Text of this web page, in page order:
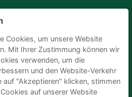
Cookies, um unsere Website
Mit Ihrer Zustimmung können wir
verwenden, um die
und den Website-Verkehr
auf "Akzeptieren" klicken, stimmen
auf unserer Website